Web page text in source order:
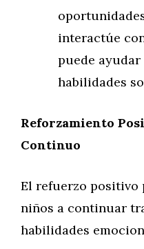
interactúe
puede
habilidades
Reforzamiento
Continuo
El refuerzo positivo
niños a continuar
habilidades